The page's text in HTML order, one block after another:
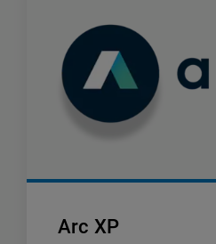
Arc XP